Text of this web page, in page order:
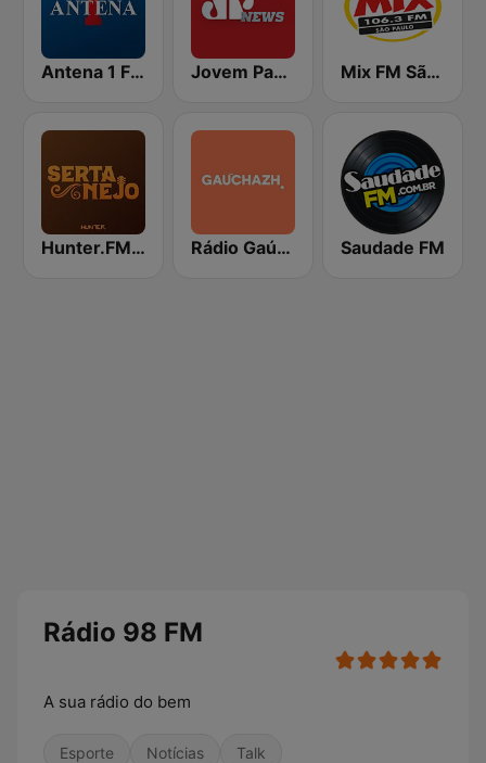
Antena 1 FM Jovem Pan News Mix FM São Paulo
Hunter.FM - Sertanejo Rádio Gaúcha ZH Saudade FM
Rádio 98 FM
A sua rádio do bem
Esporte Notícias Talk